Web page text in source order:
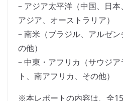
– アジア太平洋（中国、日
アジア、オーストラリア）
– 南米（ブラジル、アルゼ
の他）
– 中東・アフリカ（サウジ
ト、南アフリカ、その他）
※本レポートの内容は、全